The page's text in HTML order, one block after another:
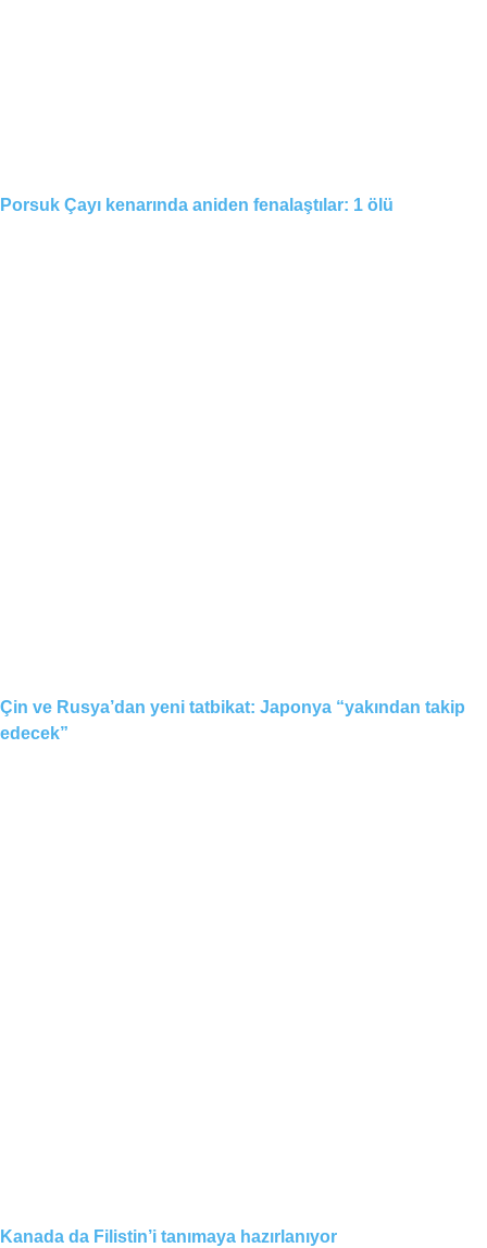
Porsuk Çayı kenarında aniden fenalaştılar: 1 ölü
Çin ve Rusya’dan yeni tatbikat: Japonya “yakından takip
edecek”
Kanada da Filistin’i tanımaya hazırlanıyor